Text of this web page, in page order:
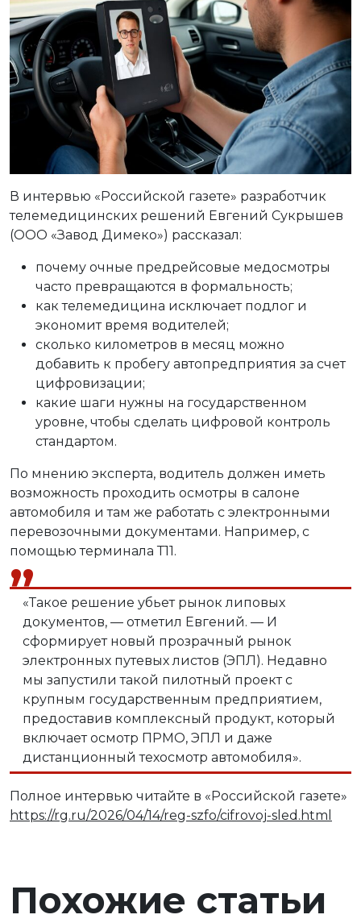
В интервью «Российской газете» разработчик
телемедицинских решений Евгений Сукрышев
(ООО «Завод Димеко») рассказал:
почему очные предрейсовые медосмотры
часто превращаются в формальность;
как телемедицина исключает подлог и
экономит время водителей;
сколько километров в месяц можно
добавить к пробегу автопредприятия за счет
цифровизации;
какие шаги нужны на государственном
уровне, чтобы сделать цифровой контроль
стандартом.
По мнению эксперта, водитель должен иметь
возможность проходить осмотры в салоне
автомобиля и там же работать с электронными
перевозочными документами. Например, с
помощьютерминала Т11 .
«Такое решение убьет рынок липовых
документов, — отметил Евгений. — И
сформирует новый прозрачный рынок
электронных путевых листов (ЭПЛ). Недавно
мы запустили такой пилотный проект с
крупным государственным предприятием,
предоставив комплексный продукт, который
включает осмотр ПРМО, ЭПЛ и даже
дистанционный техосмотр автомобиля».
Полное интервью читайте в «Российской газете»
https://rg.ru/2026/04/14/reg-szfo/cifrovoj-sled.html
Похожие статьи